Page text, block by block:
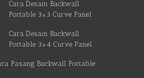
Cara Desain Backwall
Portable 3×3 Curve Panel
Cara Desain Backwall
Portable 3×4 Curve Panel
Pasang Backwall Portable